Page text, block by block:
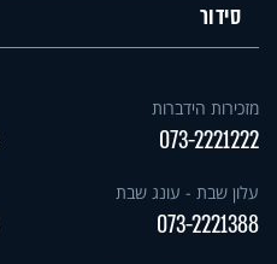
סידור
מזכירות הידברות
073-2221222
עלון שבת - עונג שבת
073-2221388